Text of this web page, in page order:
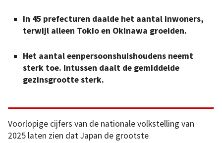
In 45 prefecturen daalde het aantal inwoners,
terwijl alleen Tokio en Okinawa groeiden.
Het aantal eenpersoonshuishoudens neemt
sterk toe. Intussen daalt de gemiddelde
gezinsgrootte sterk.
Voorlopige cijfers van de nationale volkstelling van
2025 laten zien dat Japan de grootste